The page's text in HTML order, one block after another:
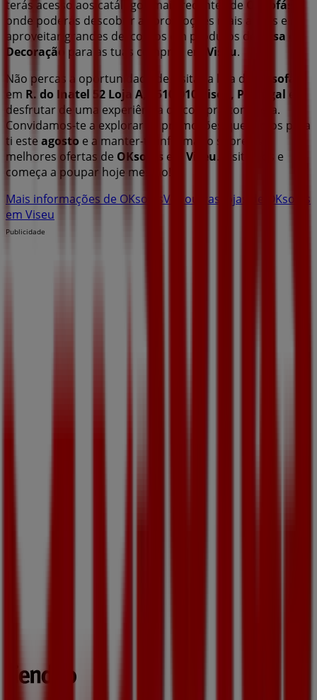
terás acesso aos catálogos mais recentes de
OKsofás
onde poderás descobrir as promoções mais atuais e
aproveitar grandes descontos em produtos de
Casa e
Decoração para as tuas compras em Viseu.
Não percas a oportunidade de visitar a loja de
OKsofás
em R. do Inatel 52 Loja A, 3510-010 Viseu, Portugal e
desfrutar de uma experiência de compra completa.
Convidamos-te a explorar as promoções que temos para
ti este agosto e a manter-te informado sobre as
melhores ofertas de OKsofás em Viseu. Visita-nos e
começa a poupar hoje mesmo!
Mais informações de OKsofásVer outras lojas de OKsofás
em Viseu
Publicidade